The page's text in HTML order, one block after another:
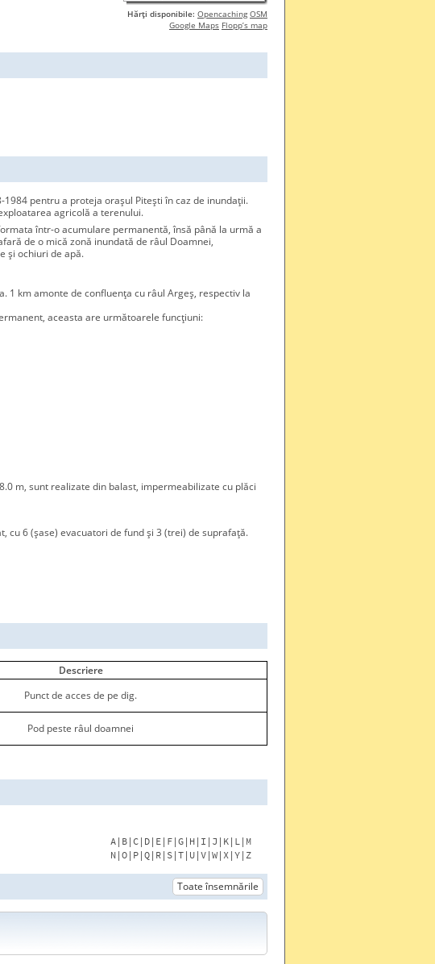
Hărţi disponibile: Opencaching OSM
Google Maps Flopp’s map
pentru a proteja orașul Pitești în caz de inundații.
agricolă a terenului.
într-o acumulare permanentă, însă până la urmă a
de o mică zonă inundată de râul Doamnei,
și ochiuri de apă.
1 km amonte de confluenţa cu râul Argeş, respectiv la
aceasta are următoarele funcţiuni:
m, sunt realizate din balast, impermeabilizate cu plăci
cu 6 (şase) evacuatori de fund şi 3 (trei) de suprafaţă.
Descriere
Punct de acces de pe dig.
Pod peste râul doamnei
A|B|C|D|E|F|G|H|I|J|K|L|M
N|O|P|Q|R|S|T|U|V|W|X|Y|Z
Toate însemnările